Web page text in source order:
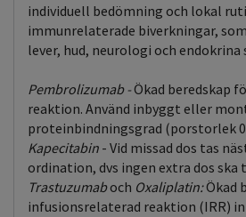
individuell bedömning och lokal
immunrelaterade biverkningar,
lever, hud, neurologi och endokrina
Pembrolizumab -Ökad beredskap
reaktion. Använd inbyggt eller
proteinbindningsgrad (porstorlek
Kapecitabin - Vid missad dos tas
ordination, dvs ingen extra dos ska
Trastuzumaboch Oxaliplatin:Ökad
infusionsrelaterad reaktion (IRR)